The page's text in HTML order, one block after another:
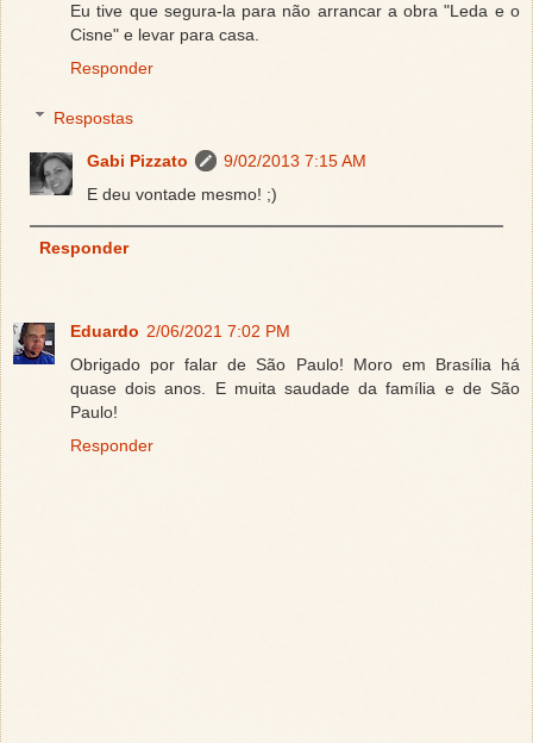
Eu tive que segura-la para não arrancar a obra "Leda e o
Cisne" e levar para casa.
Responder
Respostas
Gabi Pizzato
9/02/2013 7:15 AM
E deu vontade mesmo! ;)
Responder
Eduardo 2/06/2021 7:02 PM
Obrigado por falar de São Paulo! Moro em Brasília há
quase dois anos. E muita saudade da família e de São
Paulo!
Responder